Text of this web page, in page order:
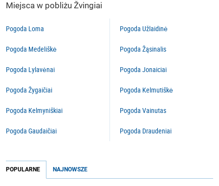
Miejsca w pobliżu Žvingiai
Pogoda Loma
Pogoda Medeliškė
Pogoda Lylavėnai
Pogoda Žygaičiai
Pogoda Kelmyniškiai
Pogoda Gaudaičiai
Pogoda Užlaidinė
Pogoda Žąsinalis
Pogoda Jonaiciai
Pogoda Kelmutiškė
Pogoda Vainutas
Pogoda Draudeniai
POPULARNE NAJNOWSZE